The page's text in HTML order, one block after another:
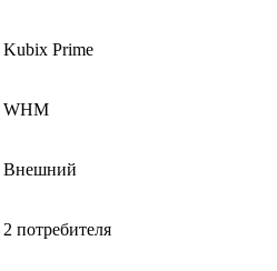
Kubix Prime
WHM
Внешний
2 потребителя